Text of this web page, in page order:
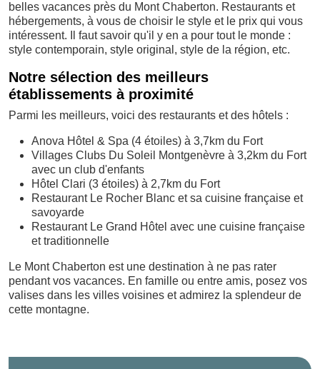
belles vacances près du Mont Chaberton. Restaurants et
hébergements, à vous de choisir le style et le prix qui vous
intéressent. Il faut savoir qu'il y en a pour tout le monde :
style contemporain, style original, style de la région, etc.
Notre sélection des meilleurs
établissements à proximité
Parmi les meilleurs, voici des restaurants et des hôtels :
Anova Hôtel & Spa (4 étoiles) à 3,7km du Fort
Villages Clubs Du Soleil Montgenèvre à 3,2km du Fort
avec un club d'enfants
Hôtel Clari (3 étoiles) à 2,7km du Fort
Restaurant Le Rocher Blanc et sa cuisine française et
savoyarde
Restaurant Le Grand Hôtel avec une cuisine française
et traditionnelle
Le Mont Chaberton est une destination à ne pas rater
pendant vos vacances. En famille ou entre amis, posez vos
valises dans les villes voisines et admirez la splendeur de
cette montagne.